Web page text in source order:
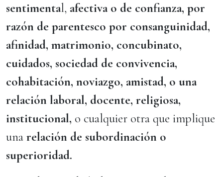
sentimental, afectiva o de confianza, por
razón de parentesco por consanguinidad,
afinidad, matrimonio, concubinato,
cuidados, sociedad de convivencia,
cohabitación, noviazgo, amistad, o una
relación laboral, docente, religiosa,
institucional, o cualquier otra que implique
una relación de subordinación o
superioridad.